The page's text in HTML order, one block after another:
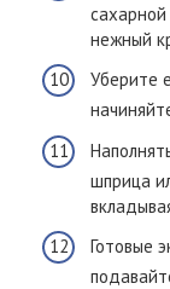
сахарной
нежный
Уберите
шприца
Готовые